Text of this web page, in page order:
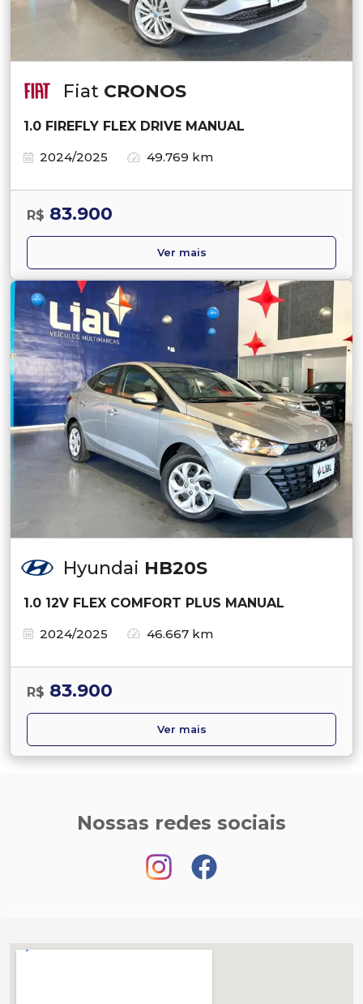
Fiat CRONOS
1.0 FIREFLY FLEX DRIVE MANUAL
2024/2025
49.769 km
R$ 83.900
Ver mais
Hyundai HB20S
1.0 12V FLEX COMFORT PLUS MANUAL
2024/2025
46.667 km
R$ 83.900
Ver mais
Nossas redes sociais